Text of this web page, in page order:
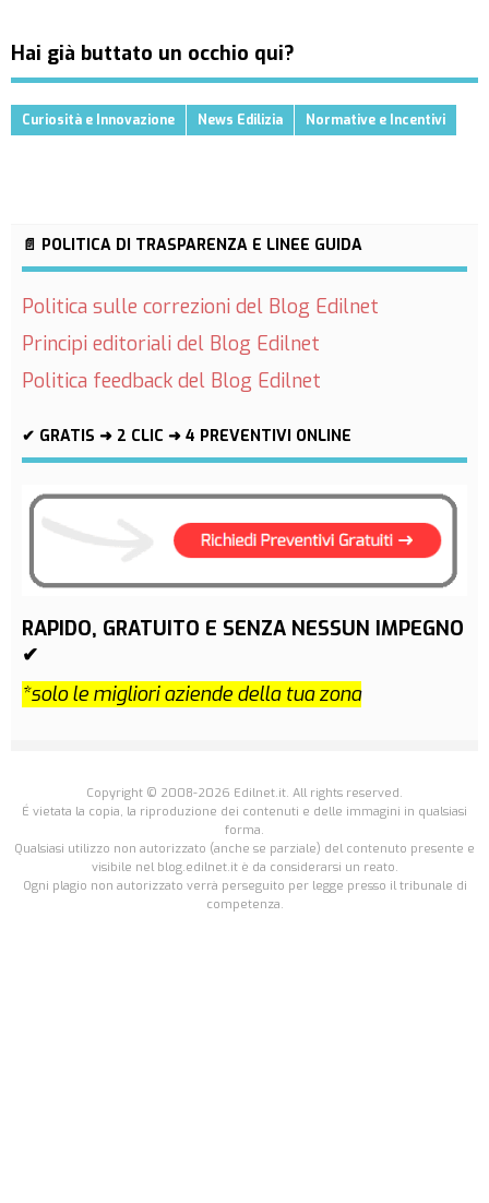
Hai già buttato un occhio qui?
Curiosità e Innovazione News Edilizia Normative e Incentivi
📄 POLITICA DI TRASPARENZA E LINEE GUIDA
Politica sulle correzioni del Blog Edilnet
Principi editoriali del Blog Edilnet
Politica feedback del Blog Edilnet
✔ GRATIS ➜ 2 CLIC ➜ 4 PREVENTIVI ONLINE
RAPIDO, GRATUITO E SENZA NESSUN IMPEGNO
✔
*solo le migliori aziende della tua zona
Copyright © 2008-2026 Edilnet.it. All rights reserved.
É vietata la copia, la riproduzione dei contenuti e delle immagini in qualsiasi
forma.
Qualsiasi utilizzo non autorizzato (anche se parziale) del contenuto presente e
visibile nel blog.edilnet.it è da considerarsi un reato.
Ogni plagio non autorizzato verrà perseguito per legge presso il tribunale di
competenza.